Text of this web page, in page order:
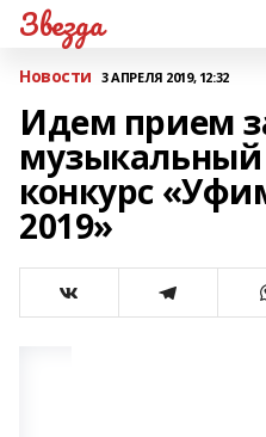
Звезда
Новости 3 АПРЕЛЯ 2019, 12:32
Идем прием
музыкальный
конкурс
2019»